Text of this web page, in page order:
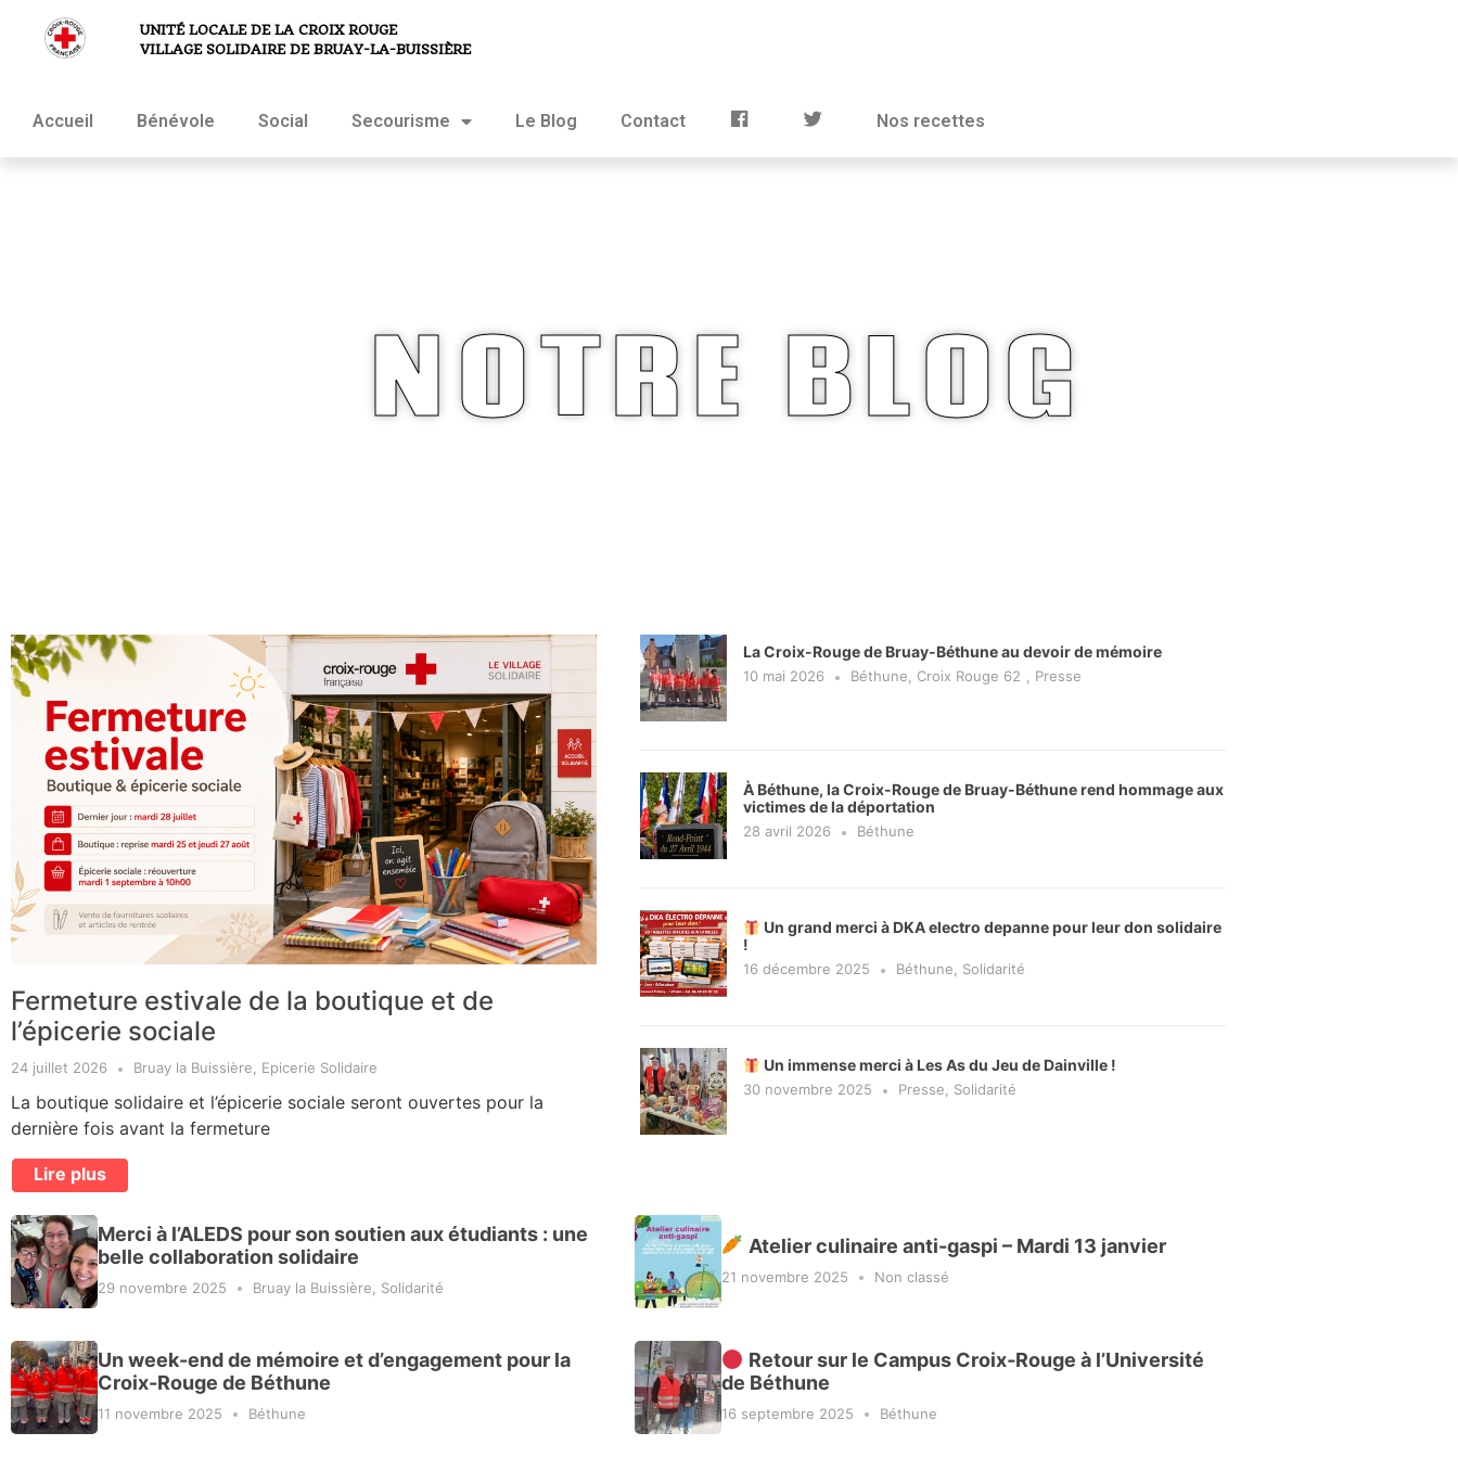
UNITÉ LOCALE DE LA CROIX ROUGE
VILLAGE SOLIDAIRE DE BRUAY-LA-BUISSIÈRE
Accueil Bénévole Social Secourisme Le Blog Contact Nos recettes
NOTRE BLOG
Fermeture estivale de la boutique et de
l’épicerie sociale
24 juillet 2026 Bruay la Buissière Epicerie Solidaire
La boutique solidaire et l’épicerie sociale seront ouvertes pour la
dernière fois avant la fermeture
Lire plus
La Croix-Rouge de Bruay-Béthune au devoir de mémoire
10 mai 2026 Béthune, Croix Rouge 62 , Presse
À Béthune, la Croix-Rouge de Bruay-Béthune rend hommage aux
victimes de la déportation
28 avril 2026 Béthune
Un grand merci à DKA electro depanne pour leur don solidaire
!
16 décembre 2025 Béthune, Solidarité
Un immense merci à Les As du Jeu de Dainville !
30 novembre 2025 Presse, Solidarité
Merci à l’ALEDS pour son soutien aux étudiants : une
belle collaboration solidaire
29 novembre 2025 Bruay la Buissière Solidarité
Atelier culinaire anti-gaspi – Mardi 13 janvier
21 novembre 2025 Non classé
Un week-end de mémoire et d’engagement pour la
Croix-Rouge de Béthune
11 novembre 2025 Béthune
Retour sur le Campus Croix‑Rouge à l’Université
de Béthune
16 septembre 2025 Béthune